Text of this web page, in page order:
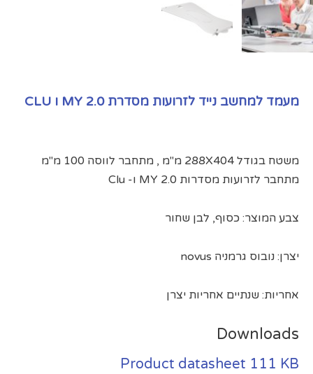
מעמד למחשב נייד לזרועות מסדרת MY 2.0 ו CLU
משטח בגודל 288X404 מ"מ , מתחבר לווסה 100 מ"מ
מתחבר לזרועות מסדרות MY 2.0 ו- Clu
צבע המוצר: כסוף, לבן שחור
יצרן: נובוס גרמניה novus
אחריות: שנתיים אחריות יצרן
Downloads
Product datasheet 111 KB